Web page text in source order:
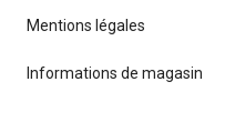
Mentions légales
Informations de magasin